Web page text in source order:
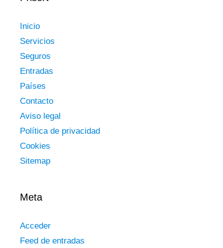
Inicio
Servicios
Seguros
Entradas
Países
Contacto
Aviso legal
Política de privacidad
Cookies
Sitemap
Meta
Acceder
Feed de entradas